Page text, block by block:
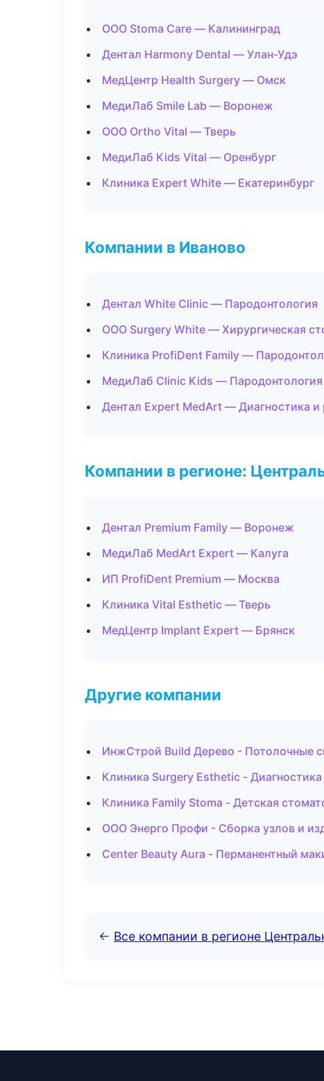
ООО Stoma Care — Калининград
Дентал Harmony Dental — Улан-Удэ
МедЦентр Health Surgery — Омск
МедиЛаб Smile Lab — Воронеж
ООО Ortho Vital — Тверь
МедиЛаб Kids Vital — Оренбург
Клиника Expert White — Екатеринбург
Компании в Иваново
Дентал White Clinic — Пародонтология
ООО Surgery White — Хирургическая
Клиника ProfiDent Family —
МедиЛаб Clinic Kids — Пародонтология
Дентал Expert MedArt — Диагностика и
Компании в регионе:
Дентал Premium Family — Воронеж
МедиЛаб MedArt Expert — Калуга
ИП ProfiDent Premium — Москва
Клиника Vital Esthetic — Тверь
МедЦентр Implant Expert — Брянск
Другие компании
ИнжСтрой Build Дерево - Потолочные
Клиника Surgery Esthetic - Диагностика
Клиника Family Stoma - Детская
ООО Энерго Профи - Сборка узлов и
Center Beauty Aura - Перманентный
← Все компании в регионе